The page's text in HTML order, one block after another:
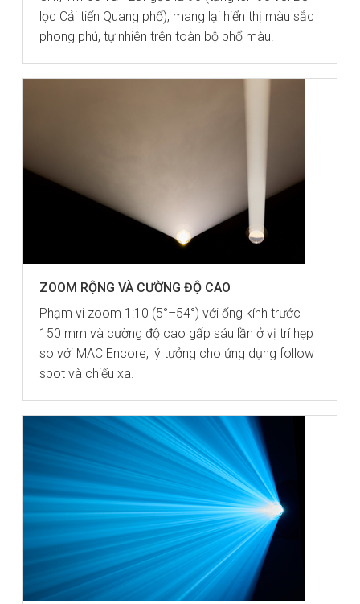
lọc Cải tiến Quang phổ), mang lại hiển thị màu sắc
phong phú, tự nhiên trên toàn bộ phổ màu.
ZOOM RỘNG VÀ CƯỜNG ĐỘ CAO
Phạm vi zoom 1:10 (5°–54°) với ống kính trước
150 mm và cường độ cao gấp sáu lần ở vị trí hẹp
so với MAC Encore, lý tưởng cho ứng dụng follow
spot và chiếu xa.